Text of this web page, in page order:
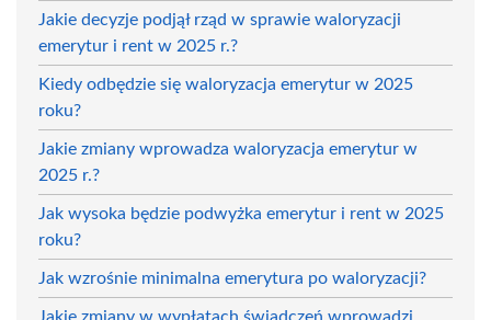
Jakie decyzje podjął rząd w sprawie waloryzacji
emerytur i rent w 2025 r.?
Kiedy odbędzie się waloryzacja emerytur w 2025
roku?
Jakie zmiany wprowadza waloryzacja emerytur w
2025 r.?
Jak wysoka będzie podwyżka emerytur i rent w 2025
roku?
Jak wzrośnie minimalna emerytura po waloryzacji?